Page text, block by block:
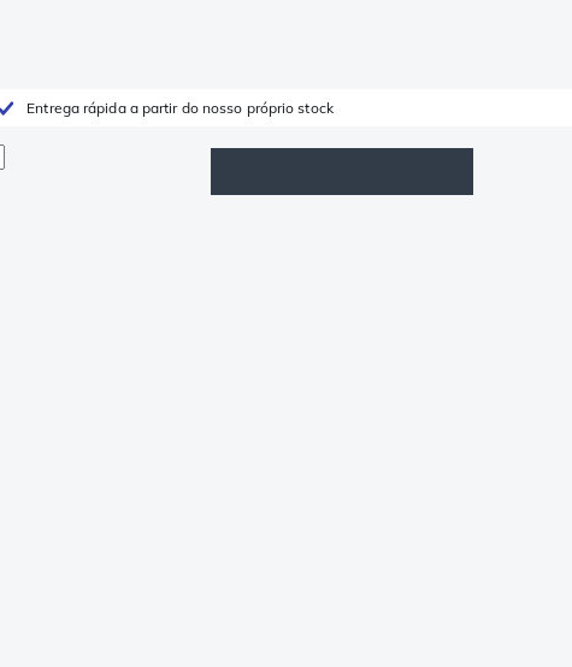
Entrega rápida a partir do nosso próprio stock